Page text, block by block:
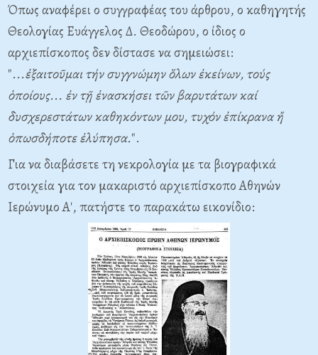
Όπως αναφέρει ο συγγραφέας του άρθρου, ο καθηγητής
Θεολογίας Ευάγγελος Δ. Θεοδώρου, ο ίδιος ο
αρχιεπίσκοπος δεν δίστασε να σημειώσει:
"...ἐξαιτοῦμαι τήν συγγνώμην ὅλων ἐκείνων, τούς
ὁποίους... ἐν τῇ ἐνασκήσει τῶν βαρυτάτων καί
δυσχερεστάτων καθηκόντων μου, τυχόν ἐπίκρανα ἤ
ὁπωσδήποτε ἐλύπησα.".
Για να διαβάσετε τη νεκρολογία με τα βιογραφικά
στοιχεία για τον μακαριστό αρχιεπίσκοπο Αθηνών
Ιερώνυμο Α', πατήστε το παρακάτω εικονίδιο: